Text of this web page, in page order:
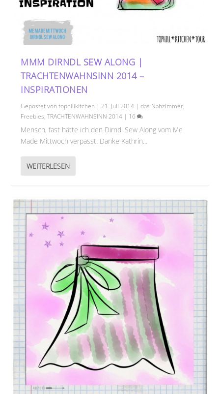
MMM DIRNDL SEW ALONG |
TRACHTENWAHNSINN 2014 –
INSPIRATIONEN
Gepostet vontophillkitchen |21. Juli 2014 |das Nähzimmer,
Freebies,TRACHTENWAHNSINN 2014 | 16
Mensch, fast hätte ich den Dirndl Sew Along vom Me
Made Mittwoch verpasst. Danke Kathrin...
WEITERLESEN